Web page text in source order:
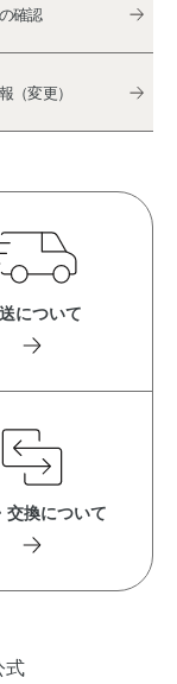
確認
（変更）
について
交換について
式